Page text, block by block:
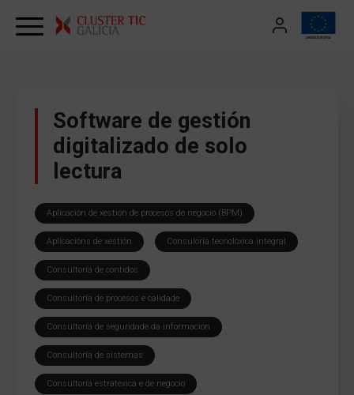
Software de gestión
digitalizado de solo
lectura
Aplicación de xestión de procesos de negocio (BPM)
Aplicacións de xestión Consuloría tecnolóxica integral
Consultoría de contidos
Consultoría de procesos e calidade
Consultoría de seguridade da información
Consultoría de sistemas
Consultoría estratéxica e de negocio